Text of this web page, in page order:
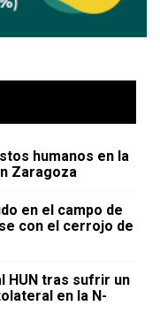
humanos en la
Zaragoza
en el campo de
con el cerrojo de
HUN tras sufrir un
en la N-